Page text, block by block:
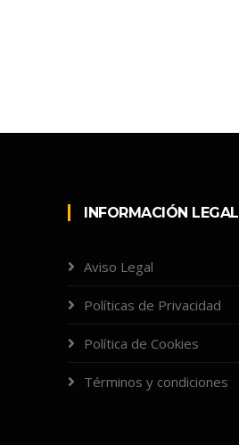
INFORMACIÓN LEGAL
Aviso Legal
Políticas de Privacidad
Política de Cookies
Términos y condiciones